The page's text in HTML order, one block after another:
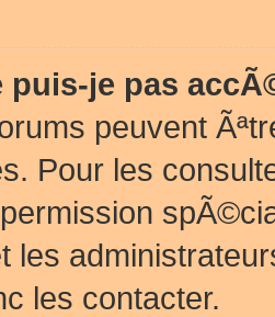
puis-je pas
peuvent
Pour les
les
les contacter.